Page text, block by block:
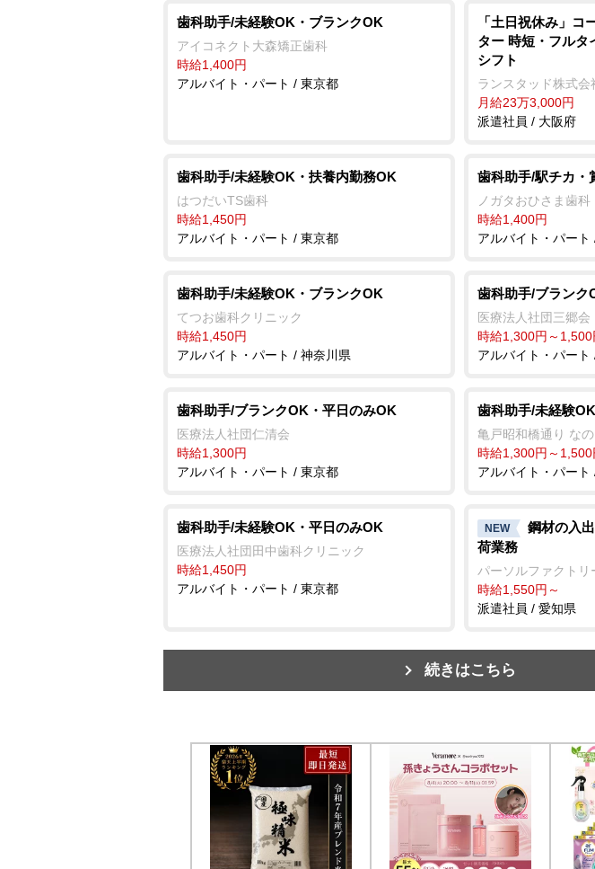
歯科助手/未経験OK・ブランクOK
アイコネクト大森矯正歯科
時給1,400円
アルバイト・パート / 東京都
「土日祝休み」コ
ター 時短・フルタ
シフト
ランスタッド株式会
月給23万3,000円
派遣社員 / 大阪府
歯科助手/未経験OK・扶養内勤務OK
はつだいTS歯科
時給1,450円
アルバイト・パート / 東京都
歯科助手/駅チカ・
ノガタおひさま歯
時給1,400円
アルバイト・パート
歯科助手/未経験OK・ブランクOK
てつお歯科クリニック
時給1,450円
アルバイト・パート / 神奈川県
歯科助手/ブランク
医療法人社団三郷
時給1,300円～1,500
アルバイト・パート
歯科助手/ブランクOK・平日のみOK
医療法人社団仁清会
時給1,300円
アルバイト・パート / 東京都
歯科助手/未経験
亀戸昭和橋通り な
時給1,300円～1,500
アルバイト・パート
歯科助手/未経験OK・平日のみOK
医療法人社団田中歯科クリニック
時給1,450円
アルバイト・パート / 東京都
NEW
鋼材の入
荷業務
パーソルファクト
時給1,550円～
派遣社員 / 愛知県
続きはこちら